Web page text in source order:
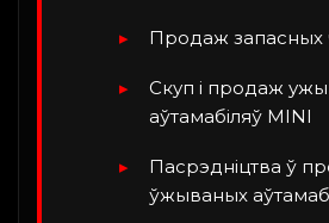
Продаж запасных
Скуп і продаж
аўтамабіляў MINI
Пасрэдніцтва ў
ўжываных